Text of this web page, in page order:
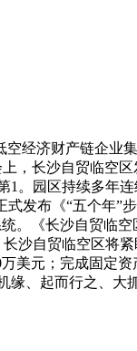
经济财产链企业
，长沙自贸临空
。园区持续多年
发布《“五个年”
。《长沙自贸临
沙自贸临空区将
美元；完成固定
、起而行之、大